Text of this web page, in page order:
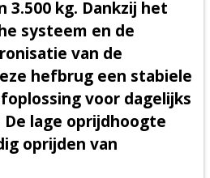
3.500 kg. Dankzij het
systeem en de
van de
hefbrug een stabiele
voor dagelijks
lage oprijdhoogte
oprijden van